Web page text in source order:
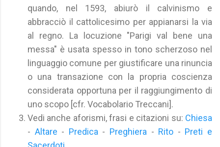
quando, nel 1593, abiurò il calvinismo e
abbracciò il cattolicesimo per appianarsi la via
al regno. La locuzione "Parigi val bene una
messa" è usata spesso in tono scherzoso nel
linguaggio comune per giustificare una rinuncia
o una transazione con la propria coscienza
considerata opportuna per il raggiungimento di
uno scopo [cfr. Vocabolario Treccani].
Vedi anche aforismi, frasi e citazioni su: Chiesa
- Altare - Predica - Preghiera - Rito - Preti e